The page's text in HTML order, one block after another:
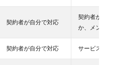
契約者が自分で対応
契約者が自分
か、メンテン
契約者が自分で対応 サービス提供